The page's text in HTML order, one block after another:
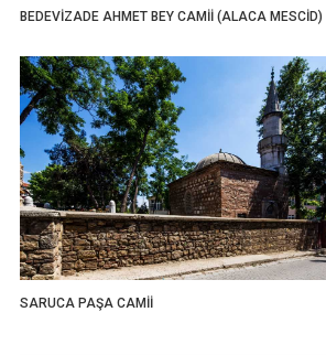
BEDEVİZADE AHMET BEY CAMİİ (ALACA MESCİD)
SARUCA PAŞA CAMİİ